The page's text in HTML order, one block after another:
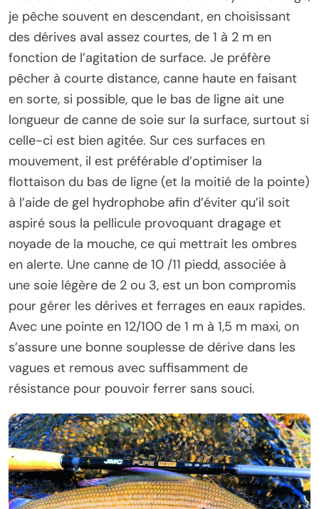
je pêche souvent en descendant, en choisissant
des dérives aval assez courtes, de 1 à 2 m en
fonction de l’agitation de surface. Je préfère
pêcher à courte distance, canne haute en faisant
en sorte, si possible, que le bas de ligne ait une
longueur de canne de soie sur la surface, surtout si
celle-ci est bien agitée. Sur ces surfaces en
mouvement, il est préférable d’optimiser la
flottaison du bas de ligne (et la moitié de la pointe)
à l’aide de gel hydrophobe afin d’éviter qu’il soit
aspiré sous la pellicule provoquant dragage et
noyade de la mouche, ce qui mettrait les ombres
en alerte. Une canne de 10 /11 piedd, associée à
une soie légère de 2 ou 3, est un bon compromis
pour gérer les dérives et ferrages en eaux rapides.
Avec une pointe en 12/100 de 1 m à 1,5 m maxi, on
s’assure une bonne souplesse de dérive dans les
vagues et remous avec suffisamment de
résistance pour pouvoir ferrer sans souci.